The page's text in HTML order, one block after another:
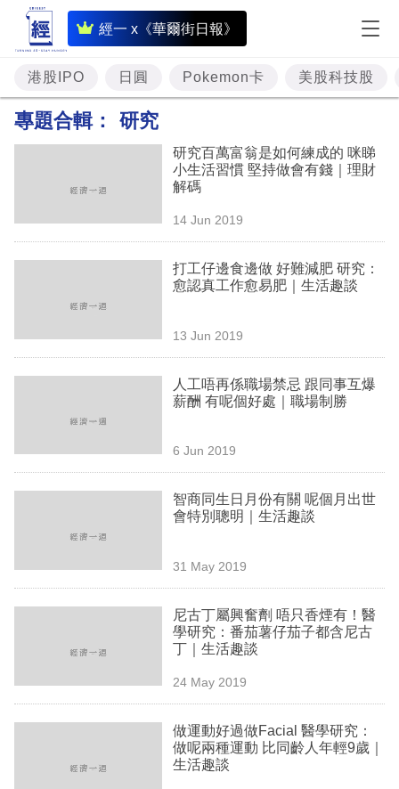
經一 x《華爾街日報》
即
時
財
經
資
樓
技
生
欄
港股IPO 日圓 Pokemon卡 美股科技股
專題合輯： 研究
研究百萬富翁是如何練成的 咪睇
小生活習慣 堅持做會有錢｜理財
解碼
14 Jun 2019
打工仔邊食邊做 好難減肥 研究：
愈認真工作愈易肥｜生活趣談
13 Jun 2019
人工唔再係職場禁忌 跟同事互爆
薪酬 有呢個好處｜職場制勝
6 Jun 2019
智商同生日月份有關 呢個月出世
會特別聰明｜生活趣談
31 May 2019
尼古丁屬興奮劑 唔只香煙有！醫
學研究：番茄薯仔茄子都含尼古
丁｜生活趣談
24 May 2019
做運動好過做Facial 醫學研究：
做呢兩種運動 比同齡人年輕9歲｜
生活趣談